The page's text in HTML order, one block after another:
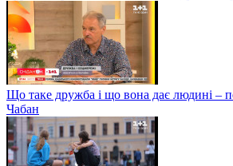
Що таке дружба і що вона дає людині –
Чабан